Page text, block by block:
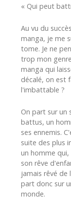
« Qui peut
Au vu du
manga, je me
tome. Je ne
trop mon
manga qui
décalé, on est
l'imbattable ?
On part sur un
battus, un
ses ennemis.
suite des plus
un homme
son rêve
jamais rêvé de
part donc sur
monde.